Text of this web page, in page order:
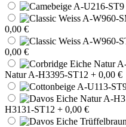
0,00 €
0,00 €
Natur A-H3395-ST12 + 0,00 €
H3131-ST12 + 0,00 €